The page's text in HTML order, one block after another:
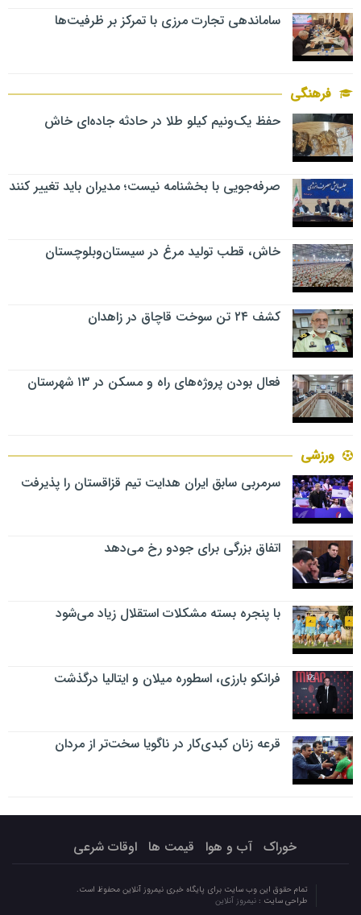
ساماندهی تجارت مرزی با تمرکز بر ظرفیت‌ها
فرهنگی
حفظ یک‌ونیم کیلو طلا در حادثه جاده‌ای خاش
صرفه‌جویی با بخشنامه نیست؛ مدیران باید تغییر کنند
خاش، قطب تولید مرغ در سیستان‌وبلوچستان
کشف ۲۴ تن سوخت قاچاق در زاهدان
فعال بودن پروژه‌های راه و مسکن در ۱۳ شهرستان
ورزشی
سرمربی سابق ایران هدایت تیم قزاقستان را پذیرفت
اتفاق بزرگی برای جودو رخ می‌دهد
با پنجره بسته مشکلات استقلال زیاد می‌شود
فرانکو بارزی، اسطوره میلان و ایتالیا درگذشت
قرعه زنان کبدی‌کار در ناگویا سخت‌تر از مردان
خوراک آب و هوا قیمت ها اوقات شرعی
تمام حقوق این وب سایت برای پایگاه خبری نیمروز آنلاین محفوظ است.
طراحی سایت : نیمروز آنلاین